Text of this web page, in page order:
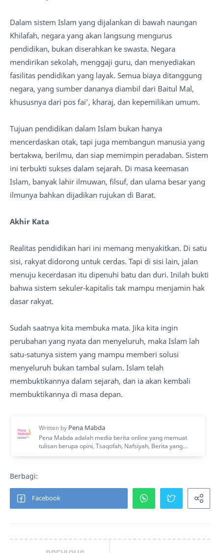
Dalam sistem Islam yang dijalankan di bawah naungan
Khilafah, negara yang akan langsung mengurus
pendidikan, bukan diserahkan ke swasta. Negara
mendirikan sekolah, menggaji guru, dan menyediakan
fasilitas pendidikan yang layak. Semua biaya ditanggung
negara, yang sumber dananya diambil dari Baitul Mal,
khususnya dari pos fai’, kharaj, dan kepemilikan umum.
Tujuan pendidikan dalam Islam bukan hanya
mencerdaskan otak, tapi juga membangun manusia yang
bertakwa, berilmu, dan siap memimpin peradaban. Sistem
ini terbukti sukses dalam sejarah. Di masa keemasan
Islam, banyak lahir ilmuwan, filsuf, dan ulama besar yang
ilmunya bahkan dijadikan rujukan di Barat.
Akhir Kata
Realitas pendidikan hari ini memang menyakitkan. Di satu
sisi, rakyat didorong untuk cerdas. Tapi di sisi lain, jalan
menuju kecerdasan itu dipenuhi batu dan duri. Inilah bukti
bahwa sistem sekuler-kapitalis tak mampu menjamin hak
dasar rakyat.
Sudah saatnya kita membuka mata. Jika kita ingin
perubahan yang nyata dan menyeluruh, maka Islam lah
satu-satunya sistem yang mampu memberi solusi
menyeluruh bukan tambal sulam. Islam telah
membuktikannya dalam sejarah, dan ia akan kembali
membuktikannya di masa depan.